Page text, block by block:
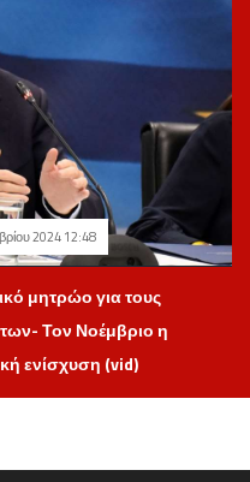
2024 12:48
μητρώο για τους
Τον Νοέμβριο η
ενίσχυση (vid)